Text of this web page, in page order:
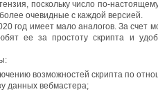
поскольку число по-
очевидные с каждой версией.
год имеет мало аналогов. За счет
ее за простоту скрипта и
возможностей скрипта по
данных вебмастера;